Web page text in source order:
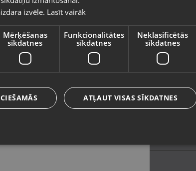
+371 20231669
+371 27897226
izvēle. Lasīt vairāk
Mērķēšanas
sīkdatnes
Funkcionalitātes
sīkdatnes
Neklasificētās
sīkdatnes
ATĻAUT VISAS SĪKDATNES